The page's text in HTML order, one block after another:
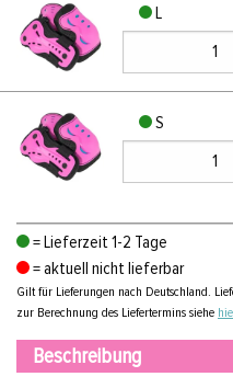
L
S
= Lieferzeit 1-2 Tage
= aktuell nicht lieferbar
Gilt für Lieferungen nach Deutschland.
zur Berechnung des Liefertermins siehe
Beschreibung